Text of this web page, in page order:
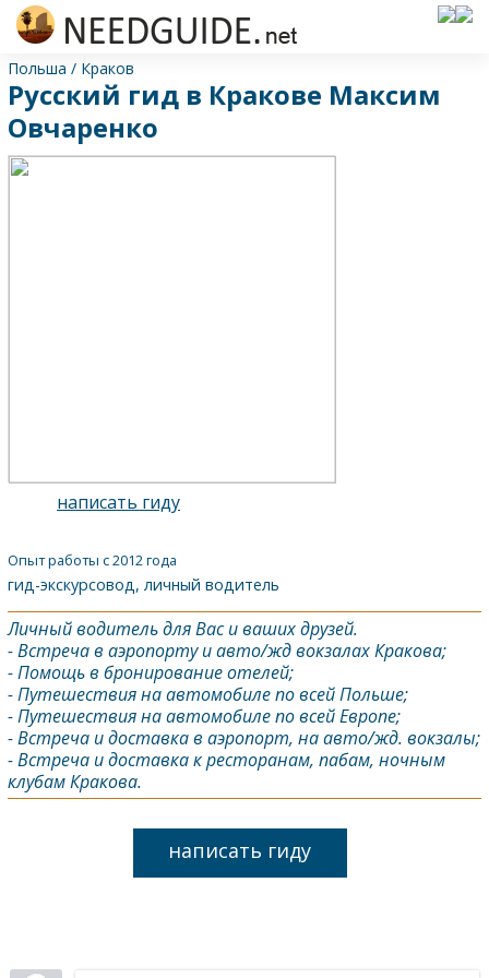
Польша / Краков
Русский гид в Кракове Максим
Овчаренко
написать гиду
Опыт работы с 2012 года
гид-экскурсовод, личный водитель
Личный водитель для Вас и ваших друзей.
- Встреча в аэропорту и авто/жд вокзалах Кракова;
- Помощь в бронирование отелей;
- Путешествия на автомобиле по всей Польше;
- Путешествия на автомобиле по всей Европе;
- Встреча и доставка в аэропорт, на авто/жд. вокзалы;
- Встреча и доставка к ресторанам, пабам, ночным
клубам Кракова.
написать гиду